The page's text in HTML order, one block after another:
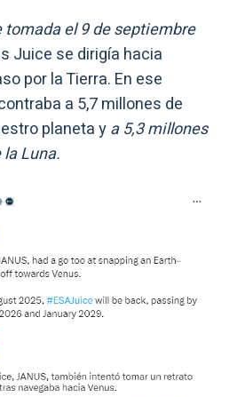
tomada el 9 de septiembre
Juice se dirigía hacia
por la Tierra. En ese
a 5,7 millones de
planeta ya 5,3 millones
Luna.